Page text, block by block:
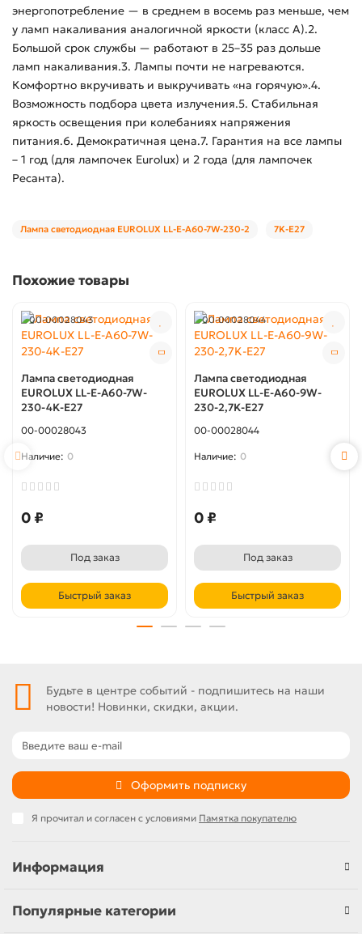
энергопотребление — в среднем в восемь раз меньше, чем
у ламп накаливания аналогичной яркости (класс А).2.
Большой срок службы — работают в 25–35 раз дольше
ламп накаливания.3. Лампы почти не нагреваются.
Комфортно вкручивать и выкручивать «на горячую».4.
Возможность подбора цвета излучения.5. Стабильная
яркость освещения при колебаниях напряжения
питания.6. Демократичная цена.7. Гарантия на все лампы
– 1 год (для лампочек Eurolux) и 2 года (для лампочек
Ресанта).
Лампа светодиодная EUROLUX LL-E-A60-7W-230-2 7K-E27
Похожие товары
00-00028043
Лампа светодиодная
EUROLUX LL-E-A60-7W-
230-4K-E27
00-00028043
0
0 ₽
Под заказ
Быстрый заказ
00-00028044
Лампа светодиодная
EUROLUX LL-E-A60-9W-
230-2,7K-E27
00-00028044
0
0 ₽
Под заказ
Быстрый заказ
Будьте в центре событий - подпишитесь на наши
новости! Новинки, скидки, акции.
Оформить подписку
Я прочитал и согласен с условиями Памятка покупателю
Информация
Популярные категории